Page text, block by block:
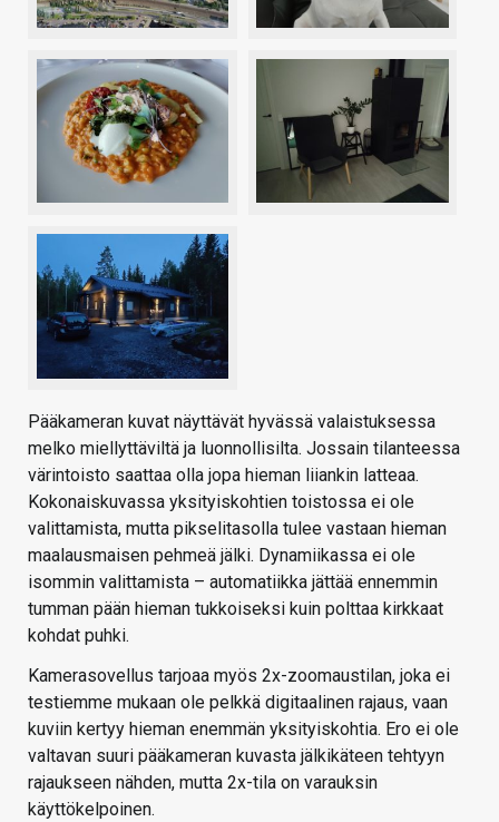
Pääkameran kuvat näyttävät hyvässä valaistuksessa
melko miellyttäviltä ja luonnollisilta. Jossain tilanteessa
värintoisto saattaa olla jopa hieman liiankin latteaa.
Kokonaiskuvassa yksityiskohtien toistossa ei ole
valittamista, mutta pikselitasolla tulee vastaan hieman
maalausmaisen pehmeä jälki. Dynamiikassa ei ole
isommin valittamista – automatiikka jättää ennemmin
tumman pään hieman tukkoiseksi kuin polttaa kirkkaat
kohdat puhki.
Kamerasovellus tarjoaa myös 2x-zoomaustilan, joka ei
testiemme mukaan ole pelkkä digitaalinen rajaus, vaan
kuviin kertyy hieman enemmän yksityiskohtia. Ero ei ole
valtavan suuri pääkameran kuvasta jälkikäteen tehtyyn
rajaukseen nähden, mutta 2x-tila on varauksin
käyttökelpoinen.